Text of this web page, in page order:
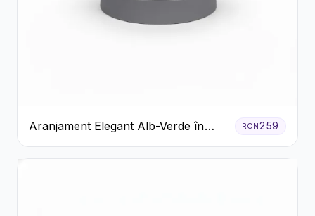
Aranjament Elegant Alb-Verde în
Cutie Gri
RON259